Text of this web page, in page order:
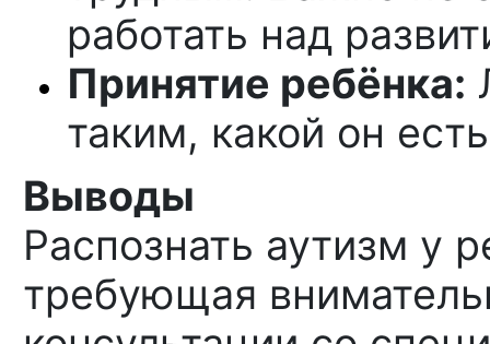
работать над
Принятие ребёнка:
таким, какой он
Выводы
Распознать аутизм у
требующая